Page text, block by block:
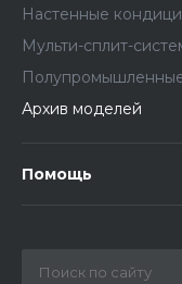
Настенные
Мульти-сплит-
Архив моделей
Помощь